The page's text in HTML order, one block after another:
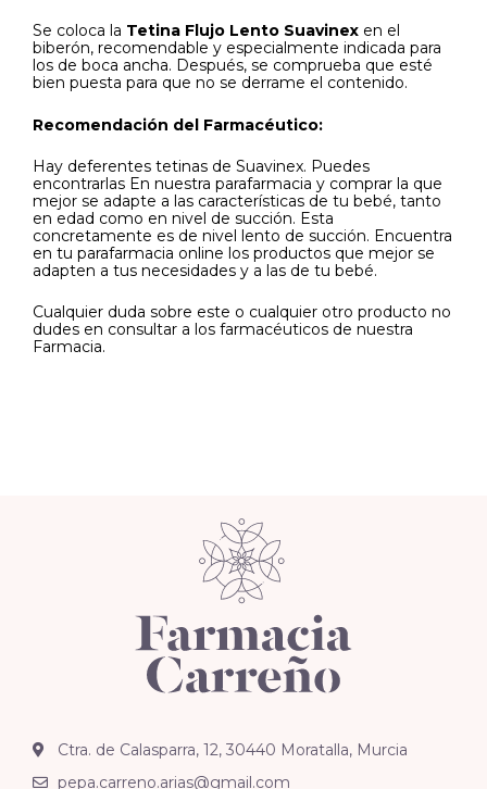
Se coloca la Tetina Flujo Lento Suavinex en el
biberón, recomendable y especialmente indicada para
los de boca ancha. Después, se comprueba que esté
bien puesta para que no se derrame el contenido.
Recomendación del Farmacéutico:
Hay deferentes tetinas de Suavinex. Puedes
encontrarlas En nuestra parafarmacia y comprar la que
mejor se adapte a las características de tu bebé, tanto
en edad como en nivel de succión. Esta
concretamente es de nivel lento de succión. Encuentra
en tu parafarmacia online los productos que mejor se
adapten a tus necesidades y a las de tu bebé.
Cualquier duda sobre este o cualquier otro producto no
dudes en consultar a los farmacéuticos de nuestra
Farmacia.
Ctra. de Calasparra, 12, 30440 Moratalla, Murcia
pepa.carreno.arias@gmail.com